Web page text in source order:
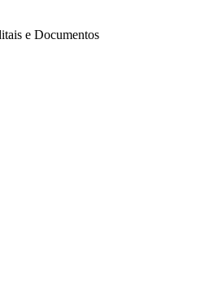
e Documentos